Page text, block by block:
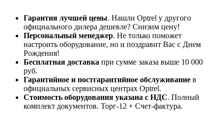
Гарантия лучшей цены. Нашли Optrel у другого
официального дилера дешевле? Снизим цену!
Персональный менеджер. Не только поможет
настроить оборудование, но и поздравит Вас с Днем
Рождения!
Бесплатная доставка при сумме заказа выше 10 000
руб.
Гарантийное и постгарантийное обслуживание в
официальных сервисных центрах Optrel.
Стоимость оборудования указана с НДС. Полный
комплект документов. Торг-12 + Счет-фактура.​